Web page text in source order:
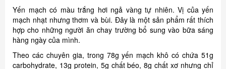
Yến mạch có màu trắng hơi ngả vàng tự nhiên. Vị của yến
mạch nhạt nhưng thơm và bùi. Đây là một sản phẩm rất thích
hợp cho những người ăn chay trường bổ sung vào bữa sáng
hàng ngày của mình.
Theo các chuyên gia, trong 78g yến mạch khô có chứa 51g
carbohydrate, 13g protein, 5g chất béo, 8g chất xơ nhưng chỉ